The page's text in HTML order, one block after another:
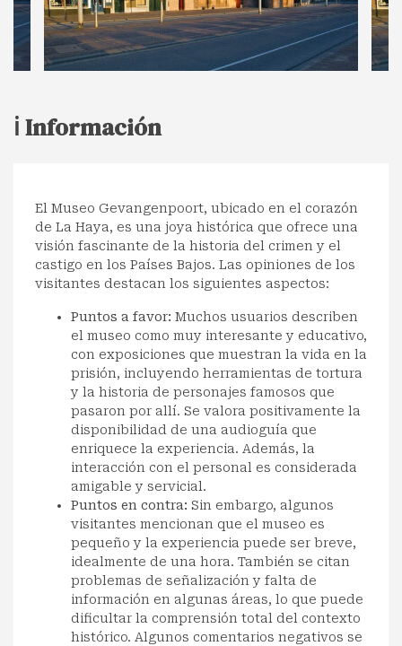
ℹ️ Información
El Museo Gevangenpoort, ubicado en el corazón
de La Haya, es una joya histórica que ofrece una
visión fascinante de la historia del crimen y el
castigo en los Países Bajos. Las opiniones de los
visitantes destacan los siguientes aspectos:
Puntos a favor: Muchos usuarios describen
el museo como muy interesante y educativo,
con exposiciones que muestran la vida en la
prisión, incluyendo herramientas de tortura
y la historia de personajes famosos que
pasaron por allí. Se valora positivamente la
disponibilidad de una audioguía que
enriquece la experiencia. Además, la
interacción con el personal es considerada
amigable y servicial.
Puntos en contra: Sin embargo, algunos
visitantes mencionan que el museo es
pequeño y la experiencia puede ser breve,
idealmente de una hora. También se citan
problemas de señalización y falta de
información en algunas áreas, lo que puede
dificultar la comprensión total del contexto
histórico. Algunos comentarios negativos se